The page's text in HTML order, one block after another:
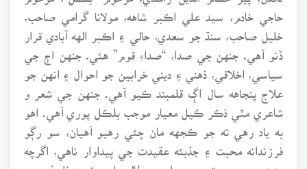
حاجي خادم، سيد علي اڪبر شاهه، مولانا گرامي صاحب،
خليل صاحب، سنڌ جو سعدي، حالي ۽ اڪبر الهه آبادي قرار
ڏنو آهي. جنهن جي صدا، “صداءِ قوم” هئي. جنهن اڄ جي
سياسي، اخلاقي، ذهني ۽ ديني خرابين جو احوال ۽ انهن جو
علاج پنجاهه سال اڳ قلمبند ڪيو آهي. جنهن جي شعر و
شاعري مٿي ذڪر ڪيل معيار موجب بلڪل پوري آهي. اهو
به ياد رهي ته جو ڪجهه مان چئي رهيو آهيان، سو رڳو
فرزندانه محبت ۽ جذبئه عقيدت جي پيداوار ناهي، اگرچه
منهنجي عمر ۽ تجربي، علم ۽ مطالع وارو ڪوبه فلسفي جو